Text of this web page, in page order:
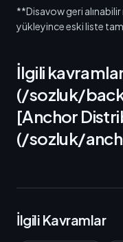
**Disavow geri
yükleyince eski liste
İlgili
(/sozluk/
[Anchor
(/sozluk/
İlgili Kavramlar